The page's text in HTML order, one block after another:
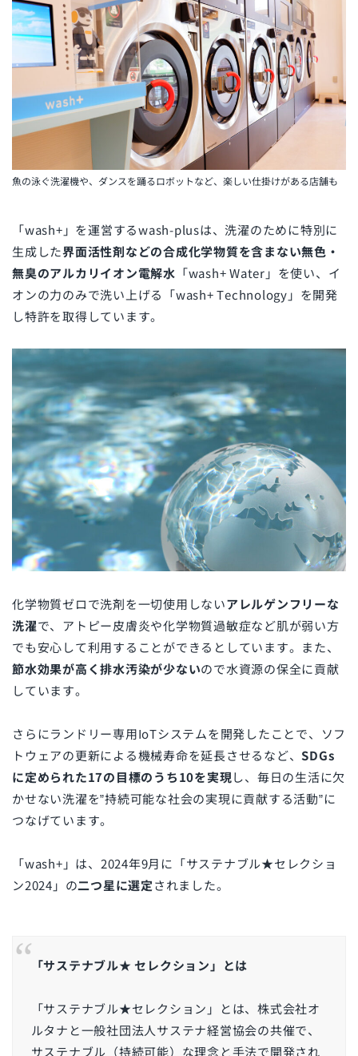
魚の泳ぐ洗濯機や、ダンスを踊るロボットなど、楽しい仕掛けがある店舗も
「wash+」を運営するwash-plusは、洗濯のために特別に
生成した界面活性剤などの合成化学物質を含まない無色・
無臭のアルカリイオン電解水 「wash+ Water」を使い、イ
オンの力のみで洗い上げる「wash+ Technology」を開発
し特許を取得しています。
化学物質ゼロで洗剤を一切使用しないアレルゲンフリーな
洗濯で、アトピー皮膚炎や化学物質過敏症など肌が弱い方
でも安心して利用することができるとしています。また、
節水効果が高く排水汚染が少ないので水資源の保全に貢献
しています。
さらにランドリー専用IoTシステムを開発したことで、ソフ
トウェアの更新による機械寿命を延長させるなど、SDGs
に定められた17の目標のうち10を実現し、毎日の生活に欠
かせない洗濯を”持続可能な社会の実現に貢献する活動”に
つなげています。
「wash+」は、2024年9月に「サステナブル★セレクショ
ン2024」の二つ星に選定されました。
「サステナブル★ セレクション」とは
「サステナブル★セレクション」とは、株式会社オ
ルタナと一般社団法人サステナ経営協会の共催で、
サステナブル（持続可能）な理念と手法で開発され